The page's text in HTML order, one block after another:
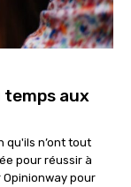
aux
qu'ils n’ont tout
pour réussir à
pour